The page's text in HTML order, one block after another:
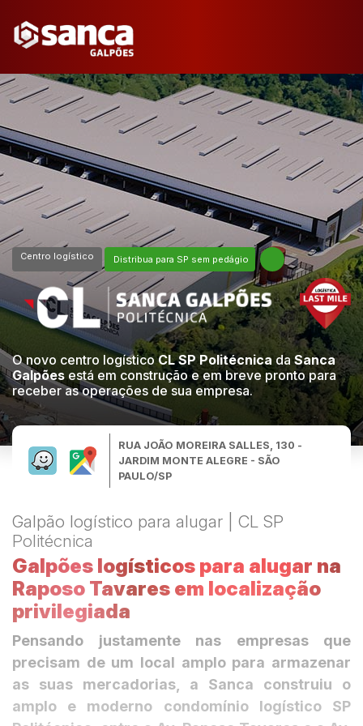
Centro logístico Distribua para SP sem pedágio
O novo centro logísticoCL SP Politécnica daSanca
Galpõesestá em construção e em breve pronto para
receber as operações de sua empresa.
RUA JOÃO MOREIRA SALLES, 130 -
JARDIM MONTE ALEGRE - SÃO
PAULO/SP
Galpão logístico para alugar | CL SP
Politécnica
Galpões logísticos para alugar na
Raposo Tavares em localização
privilegiada
Pensando justamente nas empresas que
precisam de um local amplo para armazenar
as suas mercadorias, a Sanca construiu o
amplo e moderno condomínio logístico SP